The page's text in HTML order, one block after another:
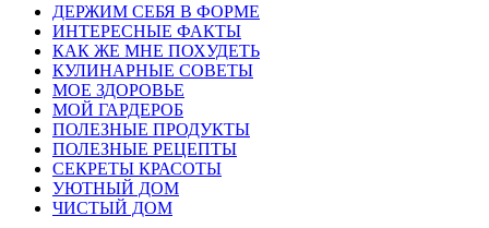
ДЕРЖИМ СЕБЯ В ФОРМЕ
ИНТЕРЕСНЫЕ ФАКТЫ
КАК ЖЕ МНЕ ПОХУДЕТЬ
КУЛИНАРНЫЕ СОВЕТЫ
МОЕ ЗДОРОВЬЕ
МОЙ ГАРДЕРОБ
ПОЛЕЗНЫЕ ПРОДУКТЫ
ПОЛЕЗНЫЕ РЕЦЕПТЫ
СЕКРЕТЫ КРАСОТЫ
УЮТНЫЙ ДОМ
ЧИСТЫЙ ДОМ